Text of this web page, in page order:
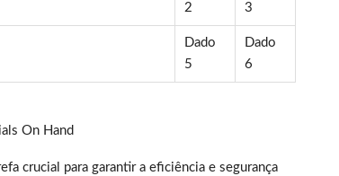
2
3
Dado
5
Dado
6
On Hand
crucial para garantir a eficiência e segurança